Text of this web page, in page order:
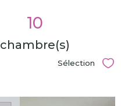
10
chambre(s)
Sélection